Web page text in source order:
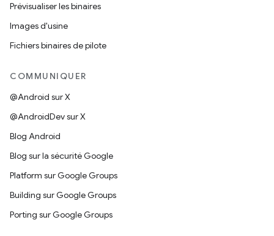
Prévisualiser les binaires
Images d'usine
Fichiers binaires de pilote
COMMUNIQUER
@Android sur X
@AndroidDev sur X
Blog Android
Blog sur la sécurité Google
Platform sur Google Groups
Building sur Google Groups
Porting sur Google Groups